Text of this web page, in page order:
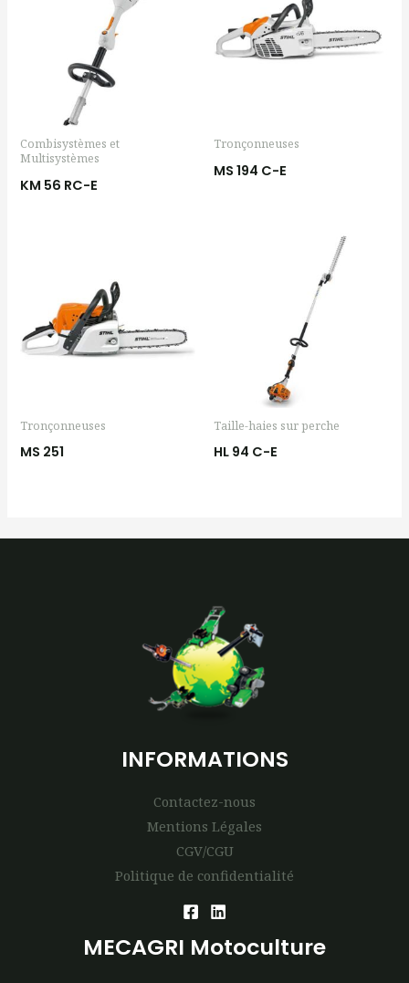
Combisystèmes et
Multisystèmes
KM 56 RC-E
Tronçonneuses
MS 194 C-E
Tronçonneuses
MS 251
Taille-haies sur perche
HL 94 C-E
INFORMATIONS
Contactez-nous
Mentions Légales
CGV/CGU
Politique de confidentialité
MECAGRI Motoculture